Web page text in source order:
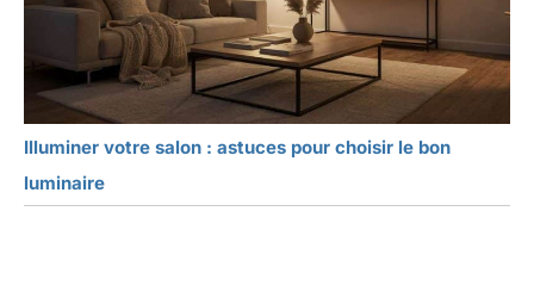
Illuminer votre salon : astuces pour choisir le bon
luminaire